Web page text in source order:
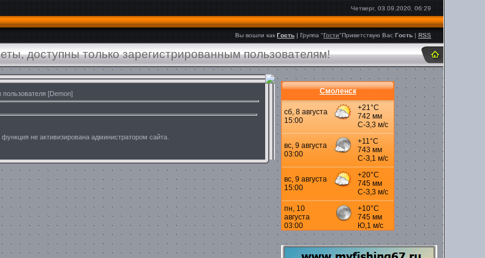
Четверг, 03.09.2020, 06:29
Вы вошли как Гость|Группа"Гости"Приветствую Вас Гость |RSS
доступны только зарегистрированным пользователям!
[Demon]
функция не активизирована администратором сайта.
Смоленск